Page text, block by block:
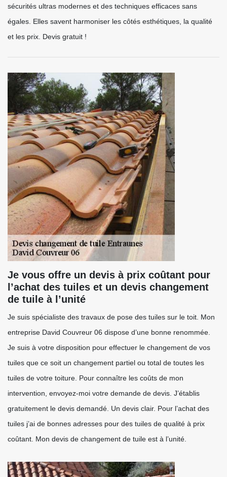
sécurités ultras modernes et des techniques efficaces sans
égales. Elles savent harmoniser les côtés esthétiques, la qualité
et les prix. Devis gratuit !
Je vous offre un devis à prix coûtant pour
l’achat des tuiles et un devis changement
de tuile à l’unité
Je suis spécialiste des travaux de pose des tuiles sur le toit. Mon
entreprise David Couvreur 06 dispose d’une bonne renommée.
Je suis à votre disposition pour effectuer le changement de vos
tuiles que ce soit un changement partiel ou total de toutes les
tuiles de votre toiture. Pour connaître les coûts de mon
intervention, envoyez-moi votre demande de devis. J’établis
gratuitement le devis demandé. Un devis clair. Pour l’achat des
tuiles j’ai de bonnes adresses pour des tuiles de qualité à prix
coûtant. Mon devis de changement de tuile est à l’unité.